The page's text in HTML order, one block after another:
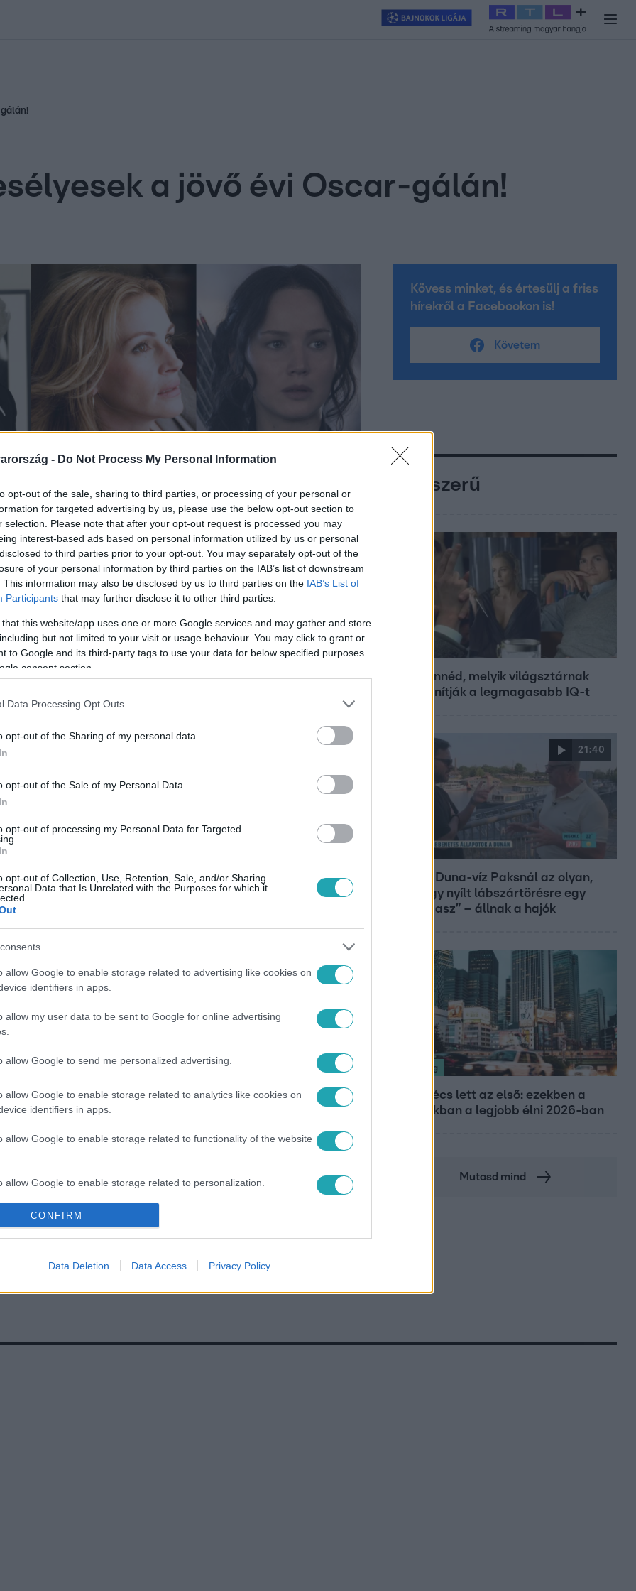
- Do Not Process My Personal Information
opt-out of the sale, sharing to third parties, or processing of your personal or
for targeted advertising by us, please use the below opt-out section to
selection. Please note that after your opt-out request is processed you may
interest-based ads based on personal information utilized by us or personal
to third parties prior to your opt-out. You may separately opt-out of the
of your personal information by third parties on the IAB’s list of downstream
This information may also be disclosed by us to third parties on the IAB’s List of
Participants that may further disclose it to other third parties.
that this website/app uses one or more Google services and may gather and store
but not limited to your visit or usage behaviour. You may click to grant or
to Google and its third-party tags to use your data for below specified purposes
consent section.
Data Processing Opt Outs
opt-out of the Sharing of my personal data.
opt-out of the Sale of my Personal Data.
opt-out of processing my Personal Data for Targeted
opt-out of Collection, Use, Retention, Sale, and/or Sharing
Data that Is Unrelated with the Purposes for which it
allow Google to enable storage related to advertising like cookies on
identifiers in apps.
allow my user data to be sent to Google for online advertising
allow Google to send me personalized advertising.
allow Google to enable storage related to analytics like cookies on
identifiers in apps.
allow Google to enable storage related to functionality of the website
allow Google to enable storage related to personalization.
allow Google to enable storage related to security, including
functionality and fraud prevention, and other user protection.
CONFIRM
Data Deletion Data Access Privacy Policy
Exek csatája 2026 Celeb vagyok, ments ki innen
a jövő évi Oscar-gálán!
Link másolása
irány a mozi! A nyári blockbusterek után
indulhatnak a jövő évi Oscar-
és több pletyka is kering a
2018-ban az aranyszobrocskát?
legyen a Google-találatokban!
#JENNIFER LAWRENCE # EMMA STONE # MERYL STREEP
Kövess minket, és értesülj a friss
hírekről a Facebookon is!
Követem
Népszerű
Nem hinnéd, melyik világsztárnak
tulajdonítják a legmagasabb IQ-t
21:40
„10 cm Duna-víz Paksnál az olyan,
mint egy nyílt lábszártörésre egy
sebtapasz” – állnak a hajók
Nagyvilág
Nem Bécs lett az első: ezekben a
városokban a legjobb élni 2026-ban
Mutasd mind